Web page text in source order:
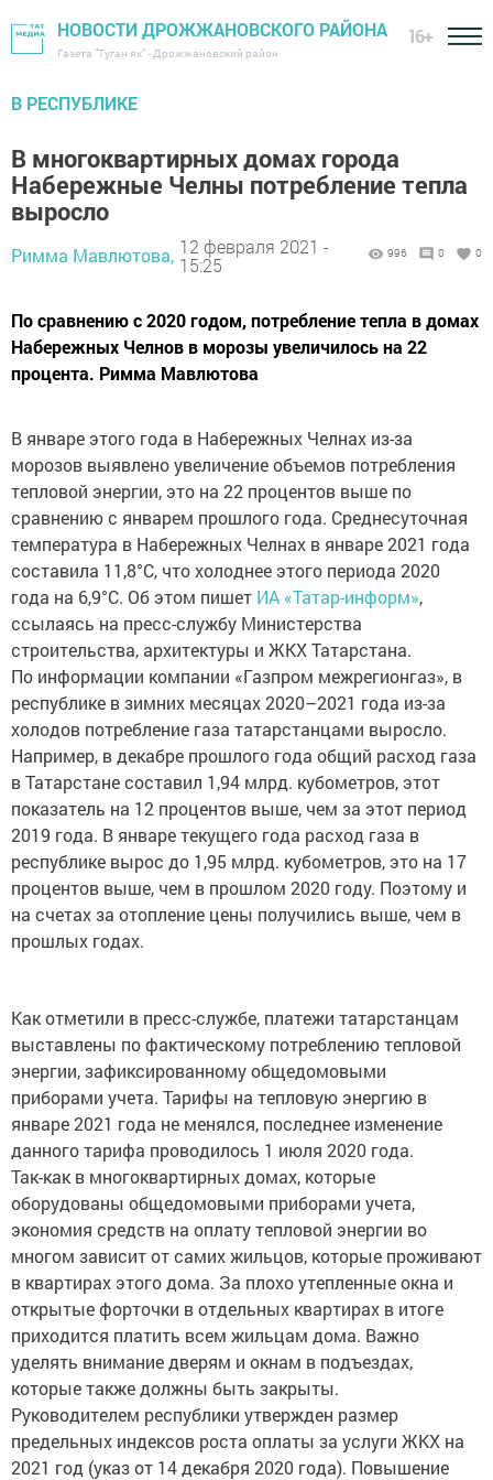
НОВОСТИ ДРОЖЖАНОВСКОГО РАЙОНА
Газета "Туган як" - Дрожжановский район
16+
В РЕСПУБЛИКЕ
В многоквартирных домах города
Набережные Челны потребление тепла
выросло
Римма Мавлютова, 12 февраля 2021 -
15:25
996 0 0
По сравнению с 2020 годом, потребление тепла в домах
Набережных Челнов в морозы увеличилось на 22
процента. Римма Мавлютова
В январе этого года в Набережных Челнах из-за
морозов выявлено увеличение объемов потребления
тепловой энергии, это на 22 процентов выше по
сравнению с январем прошлого года. Среднесуточная
температура в Набережных Челнах в январе 2021 года
составила 11,8°C, что холоднее этого периода 2020
года на 6,9°C. Об этом пишет ИА «Татар-информ»,
ссылаясь на пресс-службу Министерства
строительства, архитектуры и ЖКХ Татарстана.
По информации компании «Газпром межрегионгаз», в
республике в зимних месяцах 2020–2021 года из-за
холодов потребление газа татарстанцами выросло.
Например, в декабре прошлого года общий расход газа
в Татарстане составил 1,94 млрд. кубометров, этот
показатель на 12 процентов выше, чем за этот период
2019 года. В январе текущего года расход газа в
республике вырос до 1,95 млрд. кубометров, это на 17
процентов выше, чем в прошлом 2020 году. Поэтому и
на счетах за отопление цены получились выше, чем в
прошлых годах.
Как отметили в пресс-службе, платежи татарстанцам
выставлены по фактическому потреблению тепловой
энергии, зафиксированному общедомовыми
приборами учета. Тарифы на тепловую энергию в
январе 2021 года не менялся, последнее изменение
данного тарифа проводилось 1 июля 2020 года.
Так-как в многоквартирных домах, которые
оборудованы общедомовыми приборами учета,
экономия средств на оплату тепловой энергии во
многом зависит от самих жильцов, которые проживают
в квартирах этого дома. За плохо утепленные окна и
открытые форточки в отдельных квартирах в итоге
приходится платить всем жильцам дома. Важно
уделять внимание дверям и окнам в подъездах,
которые также должны быть закрыты.
Руководителем республики утвержден размер
предельных индексов роста оплаты за услуги ЖКХ на
2021 год (указ от 14 декабря 2020 года). Повышение